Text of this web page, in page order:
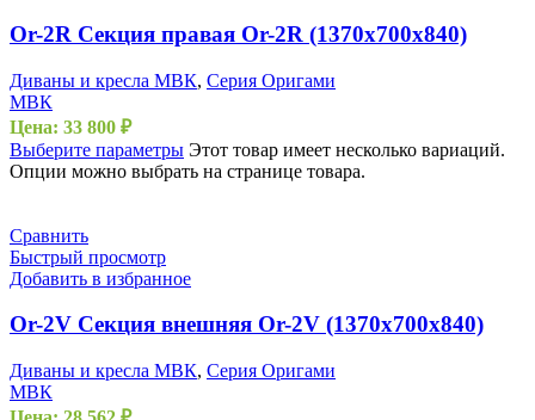
Or-2R Секция правая Or-2R (1370х700х840)
Диваны и кресла МВК, Серия Оригами
МВК
Цена: 33 800 ₽
Выберите параметры Этот товар имеет несколько вариаций.
Опции можно выбрать на странице товара.
Сравнить
Быстрый просмотр
Добавить в избранное
Or-2V Секция внешняя Or-2V (1370х700х840)
Диваны и кресла МВК, Серия Оригами
МВК